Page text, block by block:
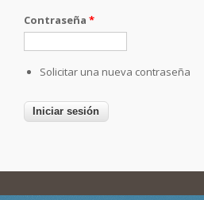
Contraseña *
Solicitar una nueva contraseña